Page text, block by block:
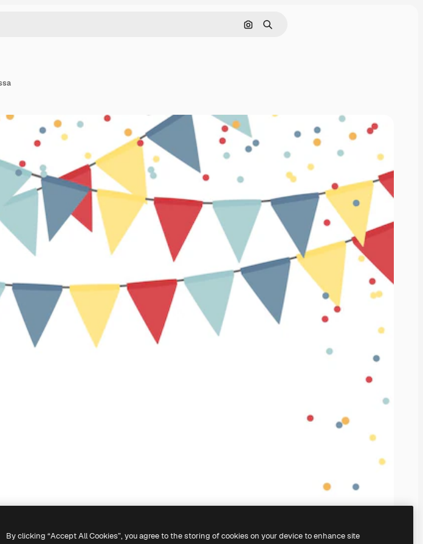
Hae kuvan perusteella
Haku
By clicking “Accept All Cookies”, you agree to the storing of cookies on your device to enhance site